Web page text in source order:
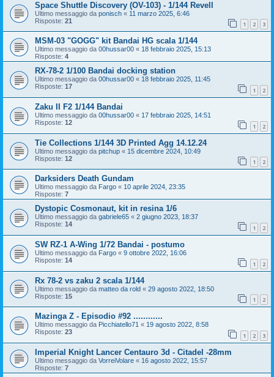
Space Shuttle Discovery (OV-103) - 1/144 Revell
Ultimo messaggio da ponisch « 11 marzo 2025, 6:46
Risposte: 21 1 2 3
MSM-03 "GOGG" kit Bandai HG scala 1/144
Ultimo messaggio da 00hussar00 « 18 febbraio 2025, 15:13
Risposte: 4
RX-78-2 1/100 Bandai docking station
Ultimo messaggio da 00hussar00 « 18 febbraio 2025, 11:45
Risposte: 17 1 2
Zaku II F2 1/144 Bandai
Ultimo messaggio da 00hussar00 « 17 febbraio 2025, 14:51
Risposte: 12 1 2
Tie Collections 1/144 3D Printed Agg 14.12.24
Ultimo messaggio da pitchup « 15 dicembre 2024, 10:49
Risposte: 12 1 2
Darksiders Death Gundam
Ultimo messaggio da Fargo « 10 aprile 2024, 23:35
Risposte: 7
Dystopic Cosmonaut, kit in resina 1/6
Ultimo messaggio da gabriele65 « 2 giugno 2023, 18:37
Risposte: 14 1 2
SW RZ-1 A-Wing 1/72 Bandai - postumo
Ultimo messaggio da Fargo « 9 ottobre 2022, 16:06
Risposte: 14 1 2
Rx 78-2 vs zaku 2 scala 1/144
Ultimo messaggio da matteo da rold « 29 agosto 2022, 18:50
Risposte: 15 1 2
Mazinga Z - Episodio #92 ............
Ultimo messaggio da Picchiatello71 « 19 agosto 2022, 8:58
Risposte: 23 1 2 3
Imperial Knight Lancer Centauro 3d - Citadel -28mm
Ultimo messaggio da VorreiVolare « 16 agosto 2022, 15:57
Risposte: 7